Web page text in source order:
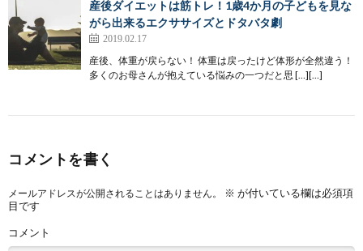
産後ダイエットは筋トレ！1歳4か月の子どもを見な
がら出来るエクササイズとドタバタ劇
2019.02.17
産後、体重が戻らない！ 体重は戻ったけど体形が全然違う！
多くのお母さんが抱えている悩みの一つだと思 […][…]
コメントを書く
メールアドレスが公開されることはありません。 ※ が付いている欄は必須項
目です
コメント